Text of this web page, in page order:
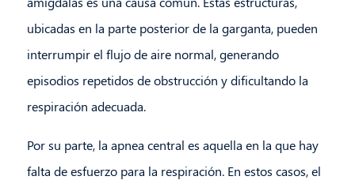
ubicadas en la parte posterior de la garganta, pueden
interrumpir el flujo de aire normal, generando
episodios repetidos de obstrucción y dificultando la
respiración adecuada.
Por su parte, la apnea central es aquella en la que hay
falta de esfuerzo para la respiración. En estos casos, el